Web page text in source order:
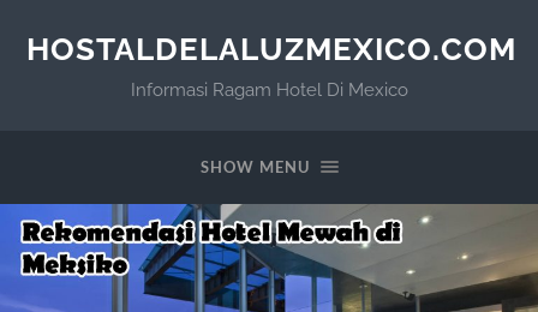
HOSTALDELALUZMEXICO.COM
Informasi Ragam Hotel Di Mexico
SHOW MENU